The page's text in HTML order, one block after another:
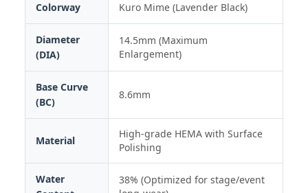
Colorway Kuro Mime (Lavender Black)
Diameter
(DIA)
14.5mm (Maximum
Enlargement)
Base Curve
(BC)
8.6mm
Material
High-grade HEMA with Surface
Polishing
Water
38% (Optimized for stage/event